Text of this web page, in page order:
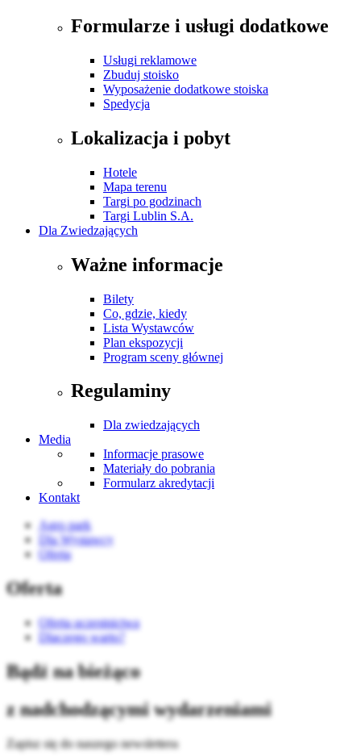
Formularze i usługi dodatkowe
Usługi reklamowe
Zbuduj stoisko
Wyposażenie dodatkowe stoiska
Spedycja
Lokalizacja i pobyt
Hotele
Mapa terenu
Targi po godzinach
Targi Lublin S.A.
Dla Zwiedzających
Ważne informacje
Bilety
Co, gdzie, kiedy
Lista Wystawców
Plan ekspozycji
Program sceny głównej
Regulaminy
Dla zwiedzających
Media
Informacje prasowe
Materiały do pobrania
Formularz akredytacji
Kontakt
Agro park
Dla Wystawcy
Oferta
Oferta
Oferta uczestnictwa
Dlaczego warto?
Bądź na bieżąco
z nadchodzącymi wydarzeniami
Zapisz się do naszego newslettera